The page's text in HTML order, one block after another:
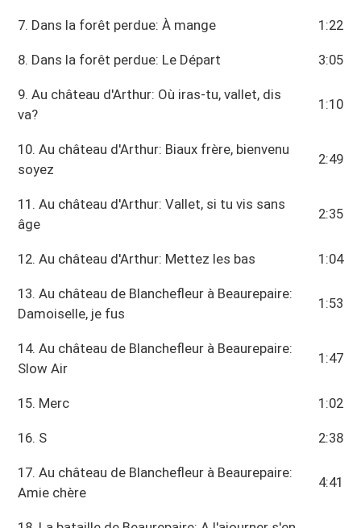
7. Dans la forêt perdue: À mange 1:22
8. Dans la forêt perdue: Le Départ 3:05
9. Au château d'Arthur: Où iras-tu, vallet, dis
va?
1:10
10. Au château d'Arthur: Biaux frère, bienvenu
soyez
2:49
11. Au château d'Arthur: Vallet, si tu vis sans
âge
2:35
12. Au château d'Arthur: Mettez les bas 1:04
13. Au château de Blanchefleur à Beaurepaire:
Damoiselle, je fus
1:53
14. Au château de Blanchefleur à Beaurepaire:
Slow Air
1:47
15. Merc 1:02
16. S 2:38
17. Au château de Blanchefleur à Beaurepaire:
Amie chère
4:41